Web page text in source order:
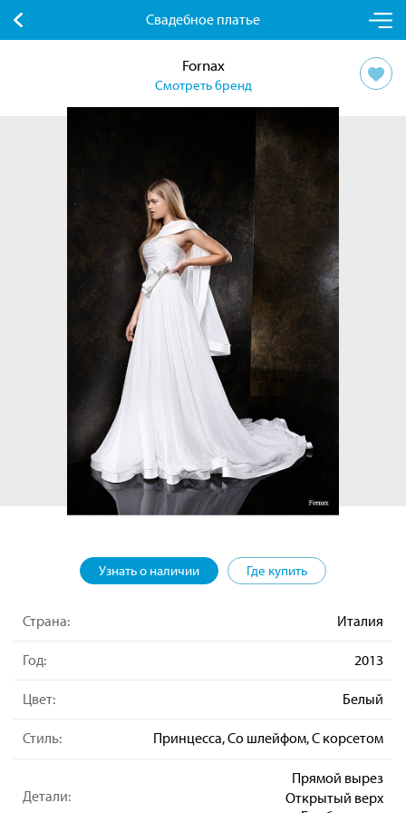
Свадебное платье
Fornax
Смотреть бренд
Узнать о наличии Где купить
Страна: Италия
Год: 2013
Цвет: Белый
Стиль: Принцесса, Со шлейфом, С корсетом
Детали:
Прямой вырез
Открытый верх